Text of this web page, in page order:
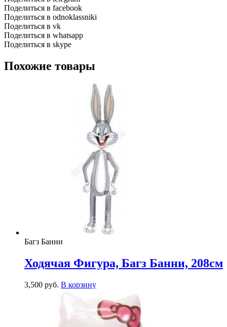
Поделиться в facebook
Поделиться в odnoklassniki
Поделиться в vk
Поделиться в whatsapp
Поделиться в skype
Похожие товары
Багз Банни
Ходячая Фигура, Багз Банни, 208см
3,500 руб. В корзину